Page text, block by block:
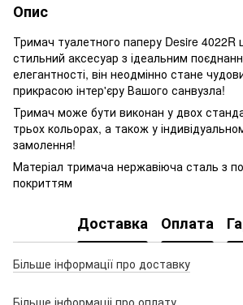
Опис
Тримач туалетного паперу Desire 4022R
стильний аксесуар з ідеальним
елегантності, він неодмінно стане
прикрасою інтер'єру Вашого санвузла!
Тримач може бути виконан у двох
трьох кольорах, а також у
замолення!
Матеріал тримача нержавіюча сталь з
покриттям
Доставка Оплата
Більше інформації про доставку
Більше інформаціі про оплату